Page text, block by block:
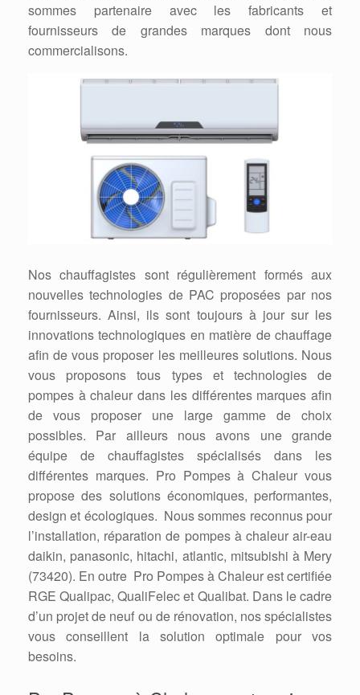
sommes partenaire avec les fabricants et
fournisseurs de grandes marques dont nous
commercialisons.
Nos chauffagistes sont régulièrement formés aux
nouvelles technologies de PAC proposées par nos
fournisseurs. Ainsi, ils sont toujours à jour sur les
innovations technologiques en matière de chauffage
afin de vous proposer les meilleures solutions. Nous
vous proposons tous types et technologies de
pompes à chaleur dans les différentes marques afin
de vous proposer une large gamme de choix
possibles. Par ailleurs nous avons une grande
équipe de chauffagistes spécialisés dans les
différentes marques. Pro Pompes à Chaleur vous
propose des solutions économiques, performantes,
design et écologiques. Nous sommes reconnus pour
l’installation, réparation de pompes à chaleur air-eau
daikin, panasonic, hitachi, atlantic, mitsubishi à Mery
(73420). En outre Pro Pompes à Chaleur est certifiée
RGE Qualipac, QualiFelec et Qualibat. Dans le cadre
d’un projet de neuf ou de rénovation, nos spécialistes
vous conseillent la solution optimale pour vos
besoins.